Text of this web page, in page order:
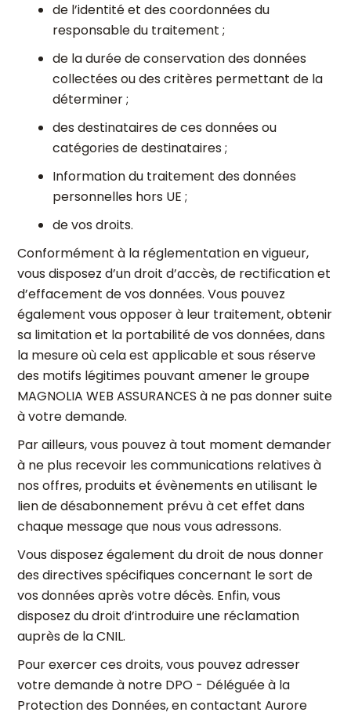
de l’identité et des coordonnées du
responsable du traitement ;
de la durée de conservation des données
collectées ou des critères permettant de la
déterminer ;
des destinataires de ces données ou
catégories de destinataires ;
Information du traitement des données
personnelles hors UE ;
de vos droits.
Conformément à la réglementation en vigueur,
vous disposez d’un droit d’accès, de rectification et
d’effacement de vos données. Vous pouvez
également vous opposer à leur traitement, obtenir
sa limitation et la portabilité de vos données, dans
la mesure où cela est applicable et sous réserve
des motifs légitimes pouvant amener le groupe
MAGNOLIA WEB ASSURANCES à ne pas donner suite
à votre demande.
Par ailleurs, vous pouvez à tout moment demander
à ne plus recevoir les communications relatives à
nos offres, produits et évènements en utilisant le
lien de désabonnement prévu à cet effet dans
chaque message que nous vous adressons.
Vous disposez également du droit de nous donner
des directives spécifiques concernant le sort de
vos données après votre décès. Enfin, vous
disposez du droit d’introduire une réclamation
auprès de la CNIL.
Pour exercer ces droits, vous pouvez adresser
votre demande à notre DPO - Déléguée à la
Protection des Données, en contactant Aurore